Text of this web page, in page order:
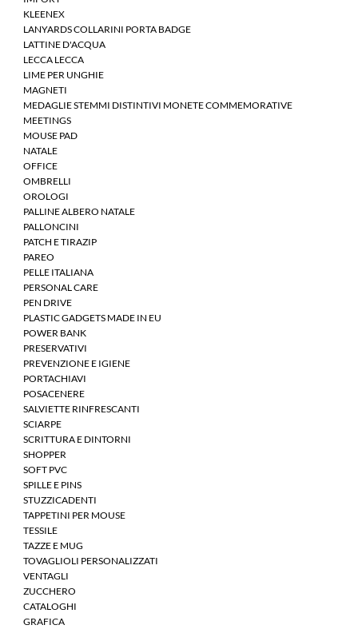
KLEENEX
LANYARDS COLLARINI PORTA BADGE
LATTINE D'ACQUA
LECCA LECCA
LIME PER UNGHIE
MAGNETI
MEDAGLIE STEMMI DISTINTIVI MONETE COMMEMORATIVE
MEETINGS
MOUSE PAD
NATALE
OFFICE
OMBRELLI
OROLOGI
PALLINE ALBERO NATALE
PALLONCINI
PATCH E TIRAZIP
PAREO
PELLE ITALIANA
PERSONAL CARE
PEN DRIVE
PLASTIC GADGETS MADE IN EU
POWER BANK
PRESERVATIVI
PREVENZIONE E IGIENE
PORTACHIAVI
POSACENERE
SALVIETTE RINFRESCANTI
SCIARPE
SCRITTURA E DINTORNI
SHOPPER
SOFT PVC
SPILLE E PINS
STUZZICADENTI
TAPPETINI PER MOUSE
TESSILE
TAZZE E MUG
TOVAGLIOLI PERSONALIZZATI
VENTAGLI
ZUCCHERO
CATALOGHI
GRAFICA